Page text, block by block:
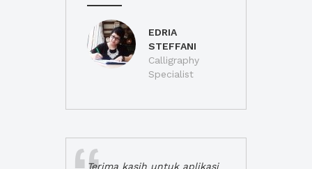
EDRIA
STEFFANI
Calligraphy
Specialist
Terima kasih untuk aplikasi